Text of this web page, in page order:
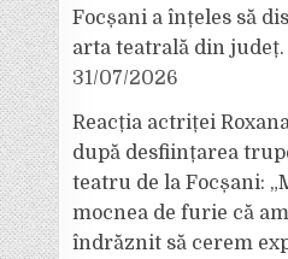
Focșani a înțeles să
arta teatrală din județ.
31/07/2026
Reacția actriței
după desființarea
teatru de la Focșani:
mocnea de furie că am
îndrăznit să cerem